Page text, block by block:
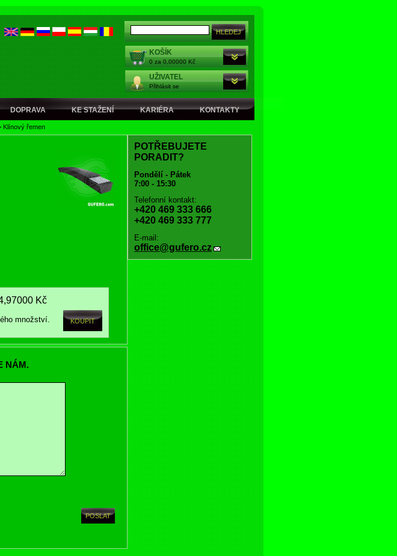
KOŠÍK
0 za 0,00000 Kč
UŽIVATEL
Přihlásit se
DOPRAVA KE STAŽENÍ KARIÉRA KONTAKTY
Klínový řemen
Kč
množství.
NÁM.
POTŘEBUJETE
PORADIT?
Pondělí - Pátek
7:00 - 15:30
Telefonní kontakt:
+420 469 333 666
+420 469 333 777
E-mail:
office@gufero.cz